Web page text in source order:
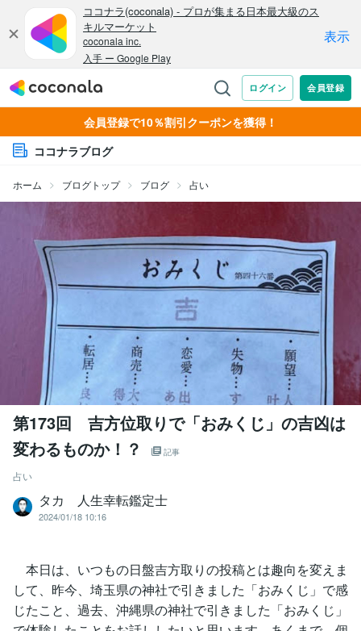
会員登録で10％割引クーポンを獲得！
ココナラブログ
ホーム ブログトップ ブログ 占い
第173回 吉方位取りで「おみくじ」の吉凶は
変わるものか！？
記事
占い
タカ 人生幸転鑑定士
2024/01/18 10:16
本日は、いつもの日盤吉方取りの投稿とは趣向を変えま
して、昨今、埼玉県の神社で引きました「おみくじ」で感
じたこと、過去、沖縄県の神社で引きました「おみくじ」